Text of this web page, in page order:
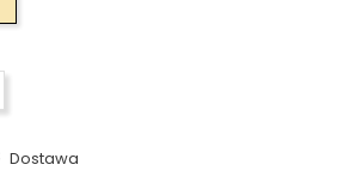
Dostawa